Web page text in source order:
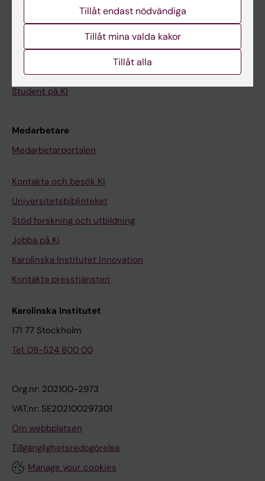
Studentmejlen
Kurs- och programwebbar
Student på KI
Medarbetare
Medarbetarportalen
Kontakta och besök KI
Universitetsbiblioteket
Stöd forskning och utbildning
Jobba på KI
Karolinska Institutet Innovation
Kontakta presstjänsten
Karolinska Institutet
171 77 Stockholm
Tel: 08-524 800 00
Org.nr: 202100-2973
VAT.nr: SE202100297301
Om webbplatsen
Tillgänglighetsredogörelse
Manage your cookies
Tillåt endast nödvändiga
Tillåt mina valda kakor
Tillåt alla